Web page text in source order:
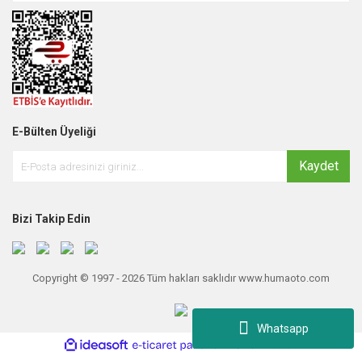
Whatsapp
E-Bülten Üyeliği
Kaydet
Bizi Takip Edin
Copyright © 1997 - 2026 Tüm hakları saklıdır www.humaoto.com
ideasoft